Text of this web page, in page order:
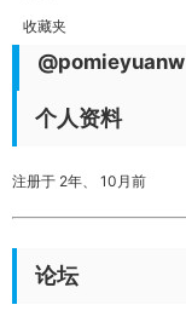
收藏夹
@pomieyuanw
个人资料
注册于 2年、 10月前
论坛